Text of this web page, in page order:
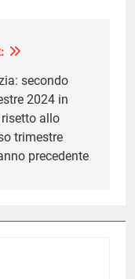
secondo
2024 in
allo
trimestre
precedente